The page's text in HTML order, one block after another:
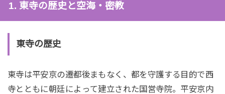
1. 東寺の歴史と空海・密教
東寺の歴史
東寺は平安京の遷都後まもなく、都を守護する目的で西
寺とともに朝廷によって建立された国営寺院。平安京内